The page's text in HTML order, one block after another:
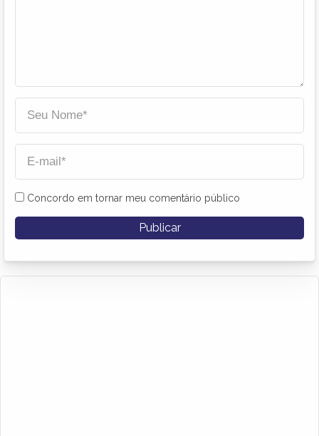
Concordo em tornar meu comentário público